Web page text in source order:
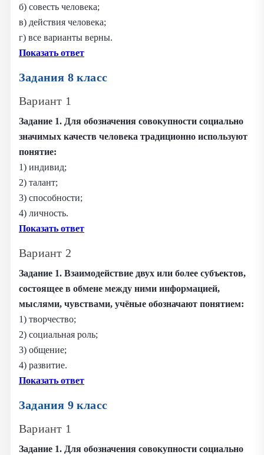
б) совесть человека;
в) действия человека;
г) все варианты верны.
Показать ответ
Задания 8 класс
Вариант 1
Задание 1. Для обозначения совокупности социально
значимых качеств человека традиционно используют
понятие:
1) индивид;
2) талант;
3) способности;
4) личность.
Показать ответ
Вариант 2
Задание 1. Взаимодействие двух или более субъектов,
состоящее в обмене между ними информацией,
мыслями, чувствами, учёные обозначают понятием:
1) творчество;
2) социальная роль;
3) общение;
4) развитие.
Показать ответ
Задания 9 класс
Вариант 1
Задание 1. Для обозначения совокупности социально